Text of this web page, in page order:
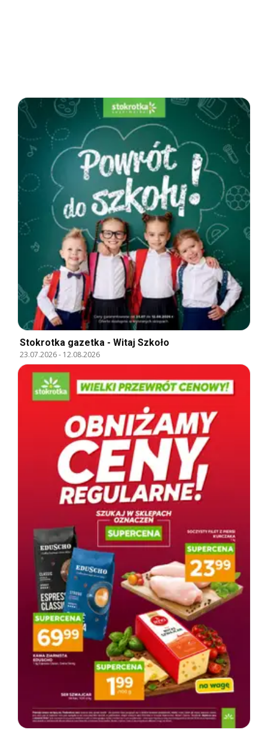
Stokrotka gazetka - Witaj Szkoło
23.07.2026- 12.08.2026